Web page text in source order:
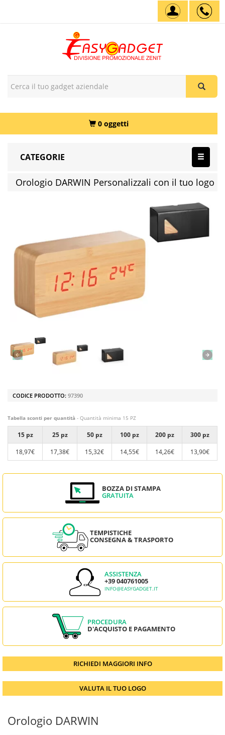
0 oggetti
CATEGORIE
Orologio DARWIN Personalizzali con il tuo logo
CODICE PRODOTTO: 97390
Tabella sconti per quantità - Quantità minima 15 PZ
15 pz 25 pz 50 pz 100 pz 200 pz
300 pz
18,97€
17,38€ 15,32€ 14,55€ 14,26€ 13,90€
BOZZA DI STAMPA
GRATUITA
TEMPISTICHE
CONSEGNA & TRASPORTO
ASSISTENZA
+39 040761005
INFO@EASYGADGET.IT
PROCEDURA
D'ACQUISTO E PAGAMENTO
RICHIEDI MAGGIORI INFO
VALUTA IL TUO LOGO
Orologio DARWIN